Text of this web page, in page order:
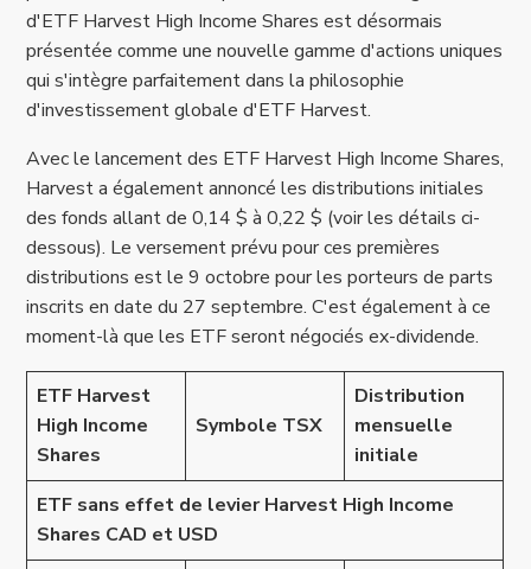
d'ETF Harvest High Income Shares est désormais
présentée comme une nouvelle gamme d'actions uniques
qui s'intègre parfaitement dans la philosophie
d'investissement globale d'ETF Harvest.
Avec le lancement des ETF Harvest High Income Shares,
Harvest a également annoncé les distributions initiales
des fonds allant de 0,14 $ à 0,22 $ (voir les détails ci-
dessous). Le versement prévu pour ces premières
distributions est le 9 octobre pour les porteurs de parts
inscrits en date du 27 septembre. C'est également à ce
moment-là que les ETF seront négociés ex-dividende.
ETF Harvest
High Income
Shares
Symbole TSX
Distribution
mensuelle
initiale
ETF sans effet de levier Harvest High Income
Shares CAD et USD